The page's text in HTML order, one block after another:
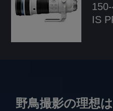
IS
野鳥撮影の理想